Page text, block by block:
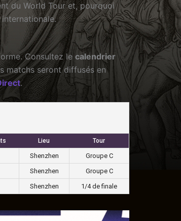
du World Tour et, pourquoi
Consultez le calendrier
matchs seront diffusés en
.
Lieu Tour
Shenzhen
Groupe C
Shenzhen
Groupe C
Shenzhen 1/4 de finale